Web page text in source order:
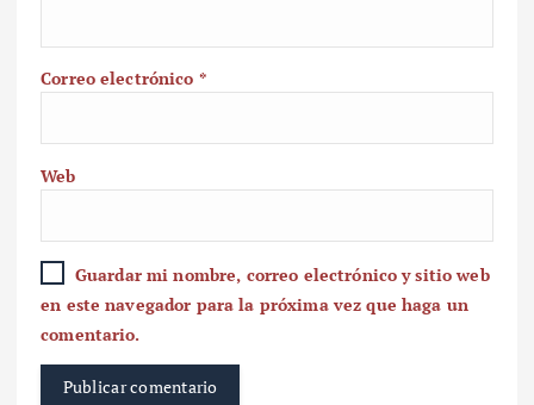
Correo electrónico *
Web
Guardar mi nombre, correo electrónico y sitio web
en este navegador para la próxima vez que haga un
comentario.